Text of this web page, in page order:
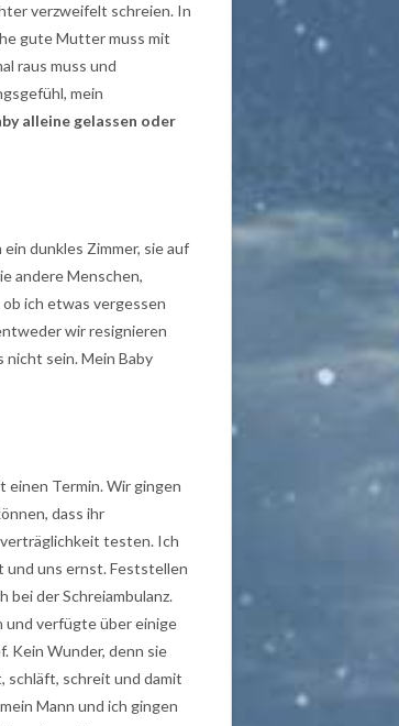
verzweifelt schreien. In
gute Mutter muss mit
raus muss und
mein
alleine gelassen oder
dunkles Zimmer, sie auf
andere Menschen,
ich etwas vergessen
wir resignieren
nicht sein. Mein Baby
einen Termin. Wir gingen
dass ihr
testen. Ich
und uns ernst. Feststellen
der Schreiambulanz.
und verfügte über einige
Kein Wunder, denn sie
schläft, schreit und damit
Mann und ich gingen